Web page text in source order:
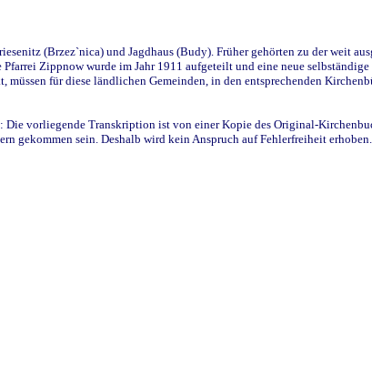
(Brzez`nica) und Jagdhaus (Budy). Früher gehörten zu der weit
Zippnow wurde im Jahr 1911 aufgeteilt und eine neue
für diese ländlichen Gemeinden, in den entsprechenden
Die vorliegende Transkription ist von einer Kopie des Original-
gekommen sein. Deshalb wird kein Anspruch auf Fehlerfreiheit erhoben.